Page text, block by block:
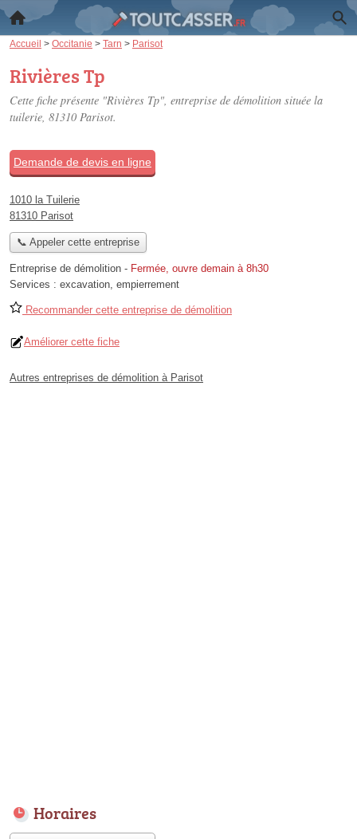
Accueil > Occitanie > Tarn > Parisot
Rivières Tp
Cette fiche présente "Rivières Tp", entreprise de démolition située la
tuilerie, 81310 Parisot.
Demande de devis en ligne
1010 la Tuilerie
81310 Parisot
📞 Appeler cette entreprise
Entreprise de démolition - Fermée, ouvre demain à 8h30
Services : excavation, empierrement
Recommander cette entreprise de démolition
Améliorer cette fiche
Autres entreprises de démolition à Parisot
Horaires